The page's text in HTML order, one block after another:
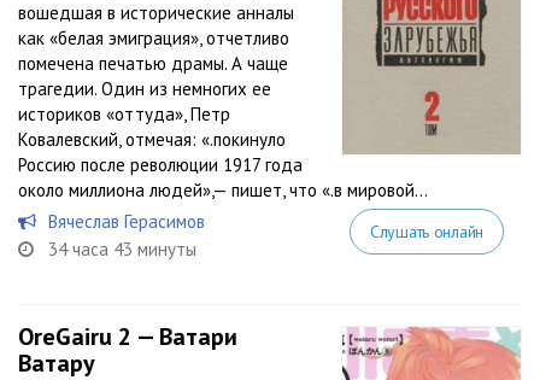
вошедшая в исторические анналы
как «белая эмиграция», отчетливо
помечена печатью драмы. А чаще
трагедии. Один из немногих ее
историков «оттуда», Петр
Ковалевский, отмечая: «.покинуло
Россию после революции 1917 года
около миллиона людей»,— пишет, что «.в мировой...
Вячеслав Герасимов
34 часа 43 минуты
Слушать онлайн
OreGairu 2 — Ватари
Ватару